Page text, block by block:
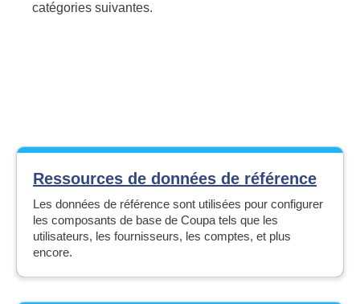
catégories suivantes.
Ressources de données de référence
Les données de référence sont utilisées pour configurer
les composants de base de Coupa tels que les
utilisateurs, les fournisseurs, les comptes, et plus
encore.